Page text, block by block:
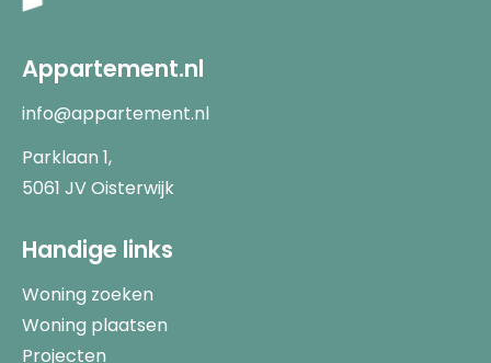
Appartement.nl
info@appartement.nl
Parklaan 1,
5061 JV Oisterwijk
Handige links
Woning zoeken
Woning plaatsen
Projecten